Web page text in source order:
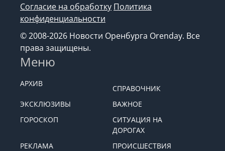
Согласие на обработку Политика
конфиденциальности
© 2008-2026 Новости Оренбурга Orenday. Все
права защищены.
Меню
АРХИВ
СПРАВОЧНИК
ЭКСКЛЮЗИВЫ
ВАЖНОЕ
ГОРОСКОП
СИТУАЦИЯ НА
ДОРОГАХ
РЕКЛАМА
ПРОИСШЕСТВИЯ